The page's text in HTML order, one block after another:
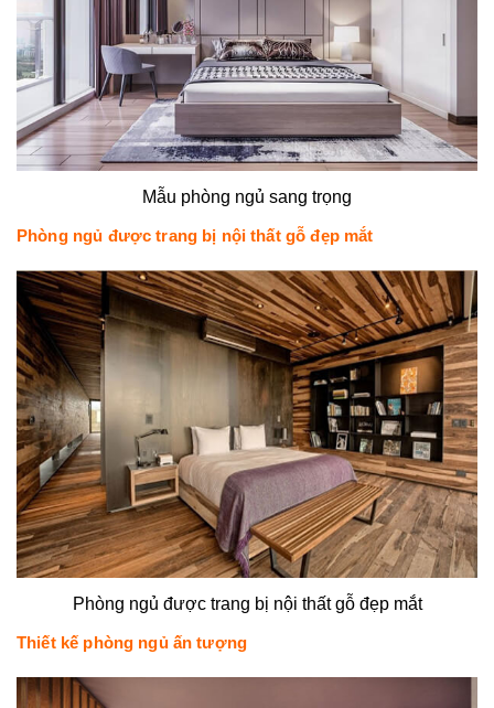
Mẫu phòng ngủ sang trọng
Phòng ngủ được trang bị nội thất gỗ đẹp mắt
Phòng ngủ được trang bị nội thất gỗ đẹp mắt
Thiết kế phòng ngủ ấn tượng